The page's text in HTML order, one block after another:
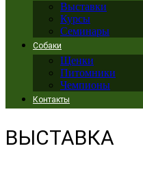
Выставки
Курсы
Семинары
Собаки
Щенки
Питомники
Чемпионы
Контакты
ВЫСТАВКА